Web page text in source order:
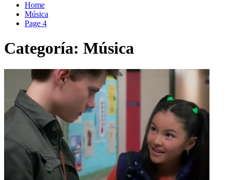
Home
Música
Page 4
Categoría: Música